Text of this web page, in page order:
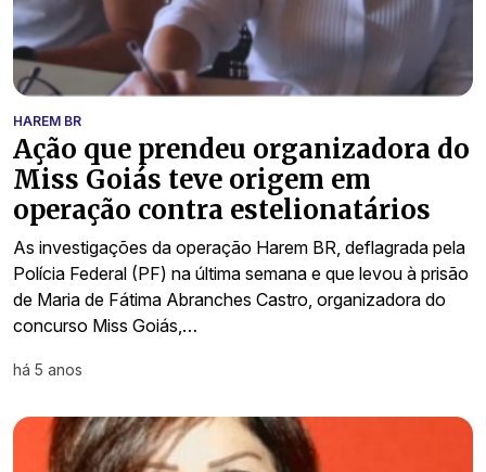
HAREM BR
Ação que prendeu organizadora do
Miss Goiás teve origem em
operação contra estelionatários
As investigações da operação Harem BR, deflagrada pela
Polícia Federal (PF) na última semana e que levou à prisão
de Maria de Fátima Abranches Castro, organizadora do
concurso Miss Goiás,…
há 5 anos